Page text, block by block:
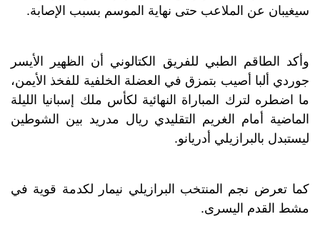
سيغيبان عن الملاعب حتى نهاية الموسم بسبب الإصابة.
وأكد الطاقم الطبي للفريق الكتالوني أن الظهير الأيسر
جوردي ألبا أصيب بتمزق في العضلة الخلفية للفخذ الأيمن،
ما اضطره لترك المباراة النهائية لكأس ملك إسبانيا الليلة
الماضية أمام الغريم التقليدي ريال مدريد بين الشوطين
ليستبدل بالبرازيلي أدريانو.
كما تعرض نجم المنتخب البرازيلي نيمار لكدمة قوية في
مشط القدم اليسرى.